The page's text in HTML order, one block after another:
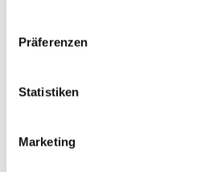
Präferenzen
Statistiken
Marketing